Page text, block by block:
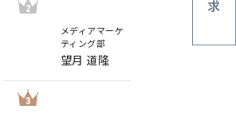
2
メディアマーケ
ティング部
望月 道隆
3